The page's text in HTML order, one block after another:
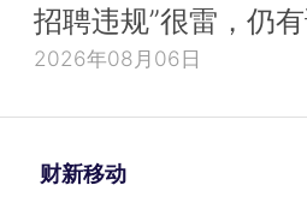
招聘违规”很雷，仍
2026年08月06日
财新移动